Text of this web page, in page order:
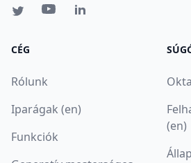
CÉG
Rólunk
Iparágak (en)
Funkciók
(en)